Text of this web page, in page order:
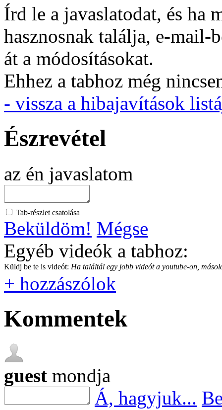
Írd le a javaslatodat, és ha
hasznosnak találja, e-mail-
át a módosításokat.
Ehhez a tabhoz még
- vissza a hibajavítások
Észrevétel
az én javaslatom
Tab-részlet csatolása
Beküldöm! Mégse
Egyéb videók a tabhoz:
Küldj be te is videót: Ha találtál egy jobb videót a youtube-on,
+ hozzászólok
Kommentek
guest mondja
Á, hagyjuk...